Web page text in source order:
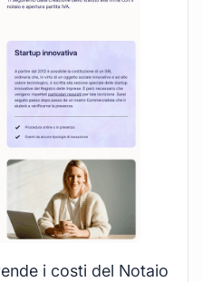
i costi del Notaio